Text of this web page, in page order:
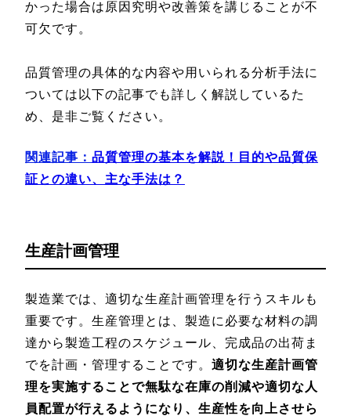
かった場合は原因究明や改善策を講じることが不
可欠です。
品質管理の具体的な内容や用いられる分析手法に
ついては以下の記事でも詳しく解説しているた
め、是非ご覧ください。
関連記事： 品質管理の基本を解説！目的や品質保
証との違い、主な手法は？
生産計画管理
製造業では、適切な生産計画管理を行うスキルも
重要です。生産管理とは、製造に必要な材料の調
達から製造工程のスケジュール、完成品の出荷ま
でを計画・管理することです。 適切な生産計画管
理を実施することで無駄な在庫の削減や適切な人
員配置が行えるようになり、生産性を向上させら